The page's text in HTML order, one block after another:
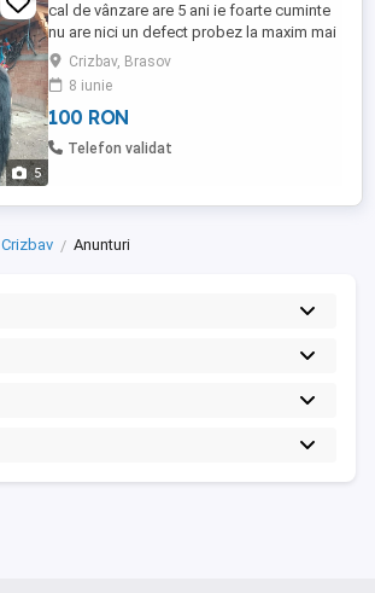
5
cal de vânzare are 5 ani ie foarte cuminte
nu are nici un defect probez la maxim mai
multe detalii la numărul
Crizbav, Brasov
8 iunie
100 RON
Telefon validat
Crizbav Anunturi